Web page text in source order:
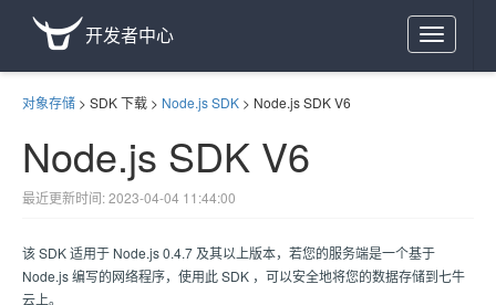
Toggle
navigation
开发者中心
对象存储 > SDK 下载 > Node.js SDK > Node.js SDK V6
Node.js SDK V6
最近更新时间: 2023-04-04 11:44:00
该 SDK 适用于 Node.js 0.4.7 及其以上版本，若您的服务端是一个基于
Node.js 编写的网络程序，使用此 SDK ，可以安全地将您的数据存储到七牛
云上。